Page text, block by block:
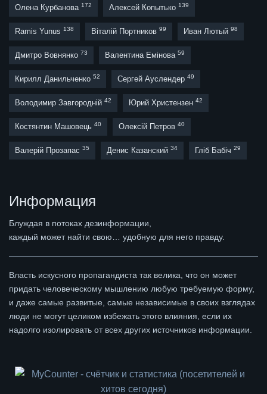
Олена Курбанова 172 Алексей Копытько 139
Ramis Yunus 138 Віталій Портников 99 Иван Лютый 98
Дмитро Вовнянко 73 Валентина Емінова 59
Кирилл Данильченко 52 Сергей Ауслендер 49
Володимир Завгородній 42 Юрий Христензен 42
Костянтин Машовець 40 Олексій Петров 40
Валерій Прозапас 35 Денис Казанский 34 Гліб Бабіч 29
Информация
Блуждая в потоках дезинформации,
каждый может найти свою… удобную для него правду.
Власть искусного пропагандиста так велика, что он может
придать человеческому мышлению любую требуемую форму,
и даже самые развитые, самые независимые в своих взглядах
люди не могут целиком избежать этого влияния, если их
надолго изолировать от всех других источников информации.